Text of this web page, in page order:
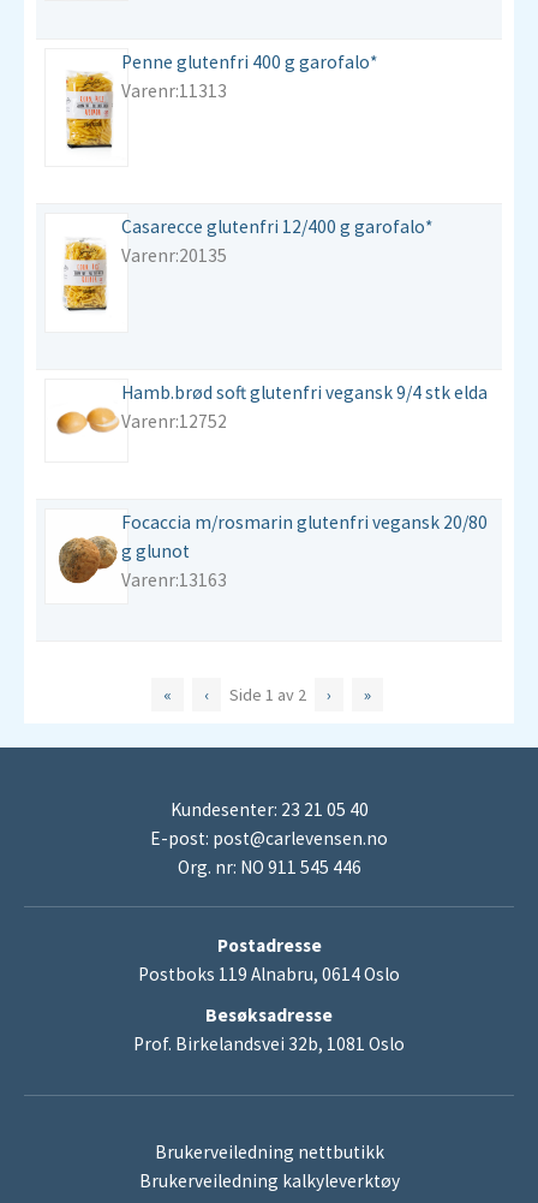
Penne glutenfri 400 g garofalo*
Varenr:11313
Casarecce glutenfri 12/400 g garofalo*
Varenr:20135
Hamb.brød soft glutenfri vegansk 9/4 stk elda
Varenr:12752
Focaccia m/rosmarin glutenfri vegansk 20/80
g glunot
Varenr:13163
« ‹ Side 1 av 2 › »
Kundesenter: 23 21 05 40
E-post: post@carlevensen.no
Org. nr: NO 911 545 446
Postadresse
Postboks 119 Alnabru, 0614 Oslo
Besøksadresse
Prof. Birkelandsvei 32b, 1081 Oslo
Brukerveiledning nettbutikk
Brukerveiledning kalkyleverktøy